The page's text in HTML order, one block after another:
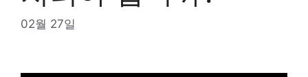
02월 27일